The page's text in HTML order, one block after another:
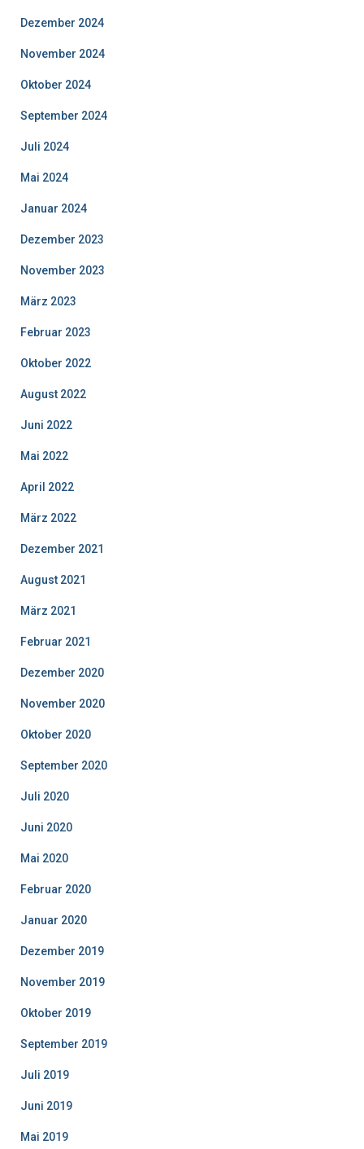
Dezember 2024
November 2024
Oktober 2024
September 2024
Juli 2024
Mai 2024
Januar 2024
Dezember 2023
November 2023
März 2023
Februar 2023
Oktober 2022
August 2022
Juni 2022
Mai 2022
April 2022
März 2022
Dezember 2021
August 2021
März 2021
Februar 2021
Dezember 2020
November 2020
Oktober 2020
September 2020
Juli 2020
Juni 2020
Mai 2020
Februar 2020
Januar 2020
Dezember 2019
November 2019
Oktober 2019
September 2019
Juli 2019
Juni 2019
Mai 2019